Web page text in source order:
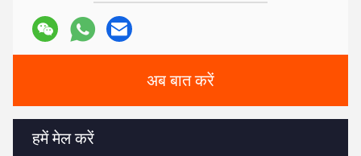
अब बात करें
हमें मेल करें